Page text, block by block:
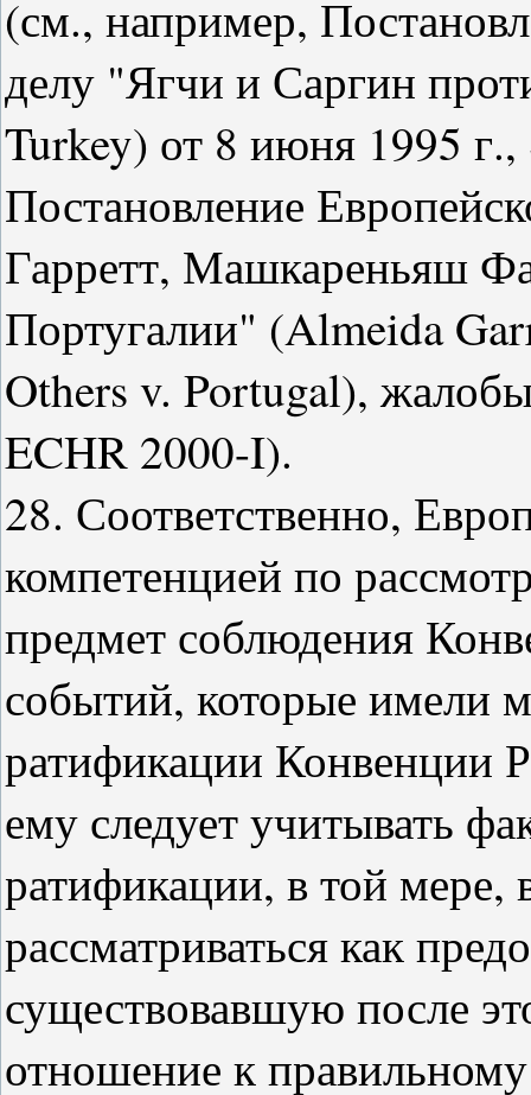
(см., например,
делу "Ягчи и Саргин
Turkey) от 8 июня 1995
Постановление
Гарретт, Машкареньяш
Португалии" (Almeida
Others v. Portugal),
ECHR 2000-I).
28. Соответственно,
компетенцией по
предмет соблюдения
событий, которые имели
ратификации Конвенции
ему следует учитывать
ратификации, в той мере,
рассматриваться как
существовавшую после
отношение к